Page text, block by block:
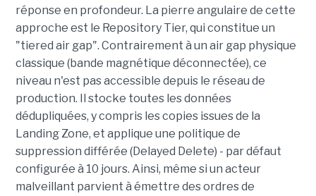
réponse en profondeur. La pierre angulaire de cette
approche est le Repository Tier, qui constitue un
"tiered air gap". Contrairement à un air gap physique
classique (bande magnétique déconnectée), ce
niveau n'est pas accessible depuis le réseau de
production. Il stocke toutes les données
dédupliquées, y compris les copies issues de la
Landing Zone, et applique une politique de
suppression différée (Delayed Delete) - par défaut
configurée à 10 jours. Ainsi, même si un acteur
malveillant parvient à émettre des ordres de